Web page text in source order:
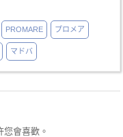
PROMARE プロメア
マドバ
會喜歡。